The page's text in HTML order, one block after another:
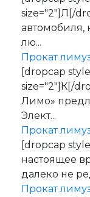
size="2"]Л[/
автомобиля,
лю...
Прокат
[dropcap
size="2"]К[/
Лимо»
Элект...
Прокат
[dropcap
настоящее
далеко не
Прокат